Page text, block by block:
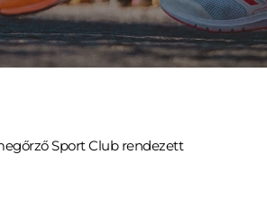
Sport Club rendezett